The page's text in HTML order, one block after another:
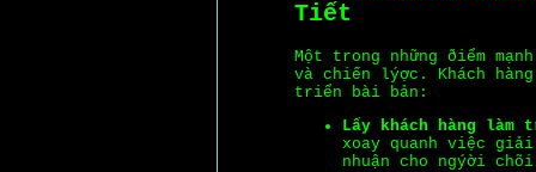
Tiết
Một trong những ðiểm
và chiến lýợc. Khách
triển bài bản:
Lấy khách hàng làm
xoay quanh việc
nhuận cho ngýời